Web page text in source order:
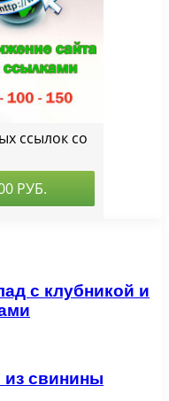
с клубникой и
свинины